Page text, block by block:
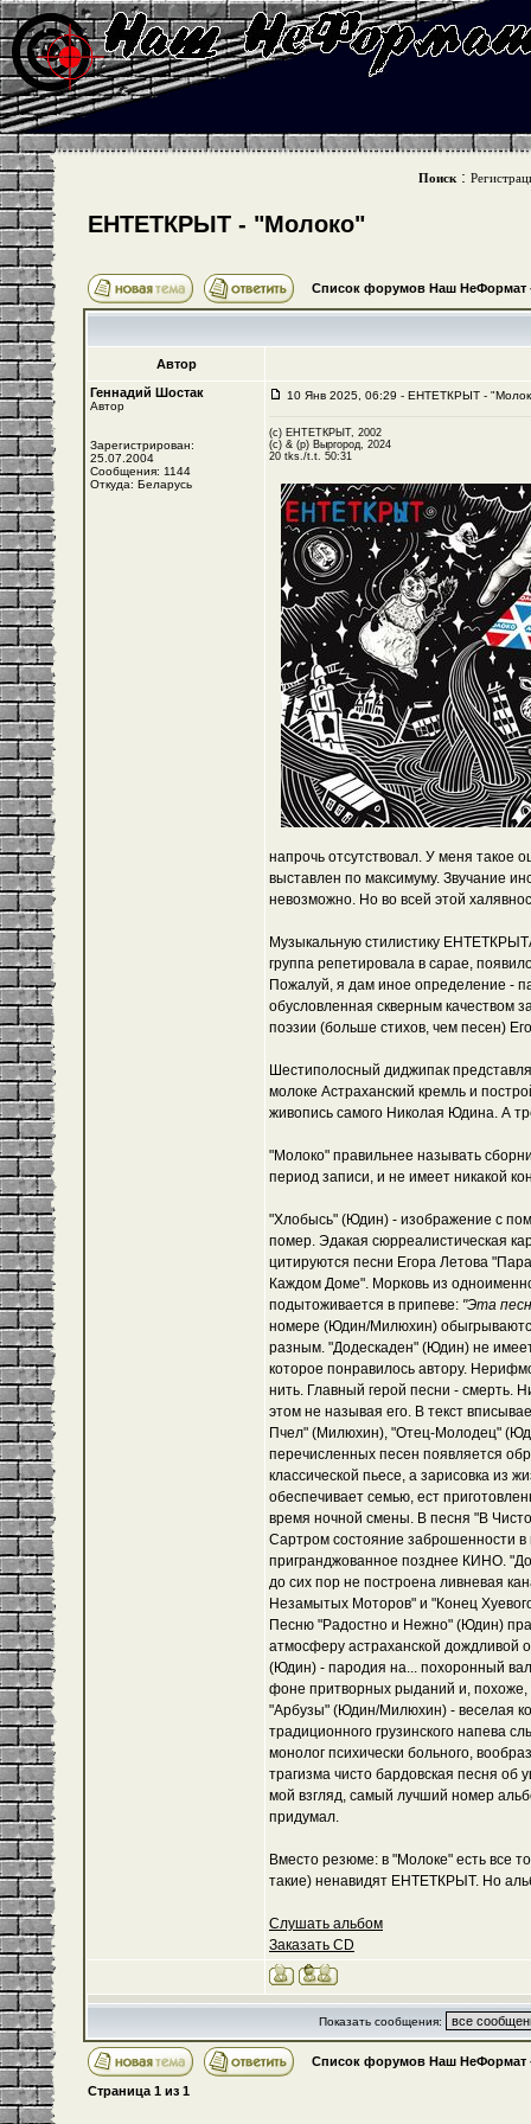
Поиск :
ЕНТЕТКРЫТ - "Молоко"
Список форумов Наш НеФормат
Автор
Геннадий Шостак
Автор
Зарегистрирован:
25.07.2004
Сообщения: 1144
Откуда: Беларусь
10 Янв 2025, 06:29 - ЕНТЕТКРЫТ -
(c) ЕНТЕТКРЫТ, 2002
(c) & (p) Выргород, 2024
20 tks./t.t. 50:31
напрочь отсутствовал. У меня такое
выставлен по максимуму. Звучание
невозможно. Но во всей этой
Музыкальную стилистику
группа репетировала в сарае,
Пожалуй, я дам иное определение -
обусловленная скверным качеством
поэзии (больше стихов, чем песен)
Шестиполосный диджипак
молоке Астраханский кремль и
живопись самого Николая Юдина. А
"Молоко" правильнее называть
период записи, и не имеет никакой
"Хлобысь" (Юдин) - изображение с
помер. Эдакая сюрреалистическая
цитируются песни Егора Летова
Каждом Доме". Морковь из
подытоживается в припеве: "Эта
номере (Юдин/Милюхин)
разным. "Додескаден" (Юдин) не
которое понравилось автору.
нить. Главный герой песни - смерть.
этом не называя его. В текст
Пчел" (Милюхин), "Отец-Молодец"
перечисленных песен появляется
классической пьесе, а зарисовка из
обеспечивает семью, ест
время ночной смены. В песня "В
Сартром состояние заброшенности
пригранджованное позднее КИНО.
до сих пор не построена ливневая
Незамытых Моторов" и "Конец
Песню "Радостно и Нежно" (Юдин)
атмосферу астраханской дождливой
(Юдин) - пародия на... похоронный
фоне притворных рыданий и, похоже,
"Арбузы" (Юдин/Милюхин) - веселая
традиционного грузинского напева
монолог психически больного,
трагизма чисто бардовская песня
мой взгляд, самый лучший номер
придумал.
Вместо резюме: в "Молоке" есть все
такие) ненавидят ЕНТЕТКРЫТ. Но
Слушать альбом
Заказать CD
Показать сообщения:
Список форумов Наш НеФормат
Страница 1 из 1